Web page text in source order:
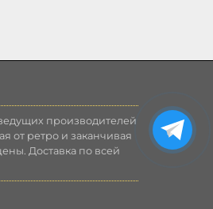
производителей
от ретро и заканчивая
Доставка по всей